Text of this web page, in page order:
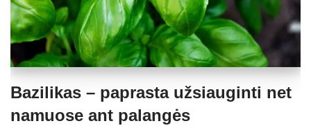
Bazilikas – paprasta užsiauginti net
namuose ant palangės